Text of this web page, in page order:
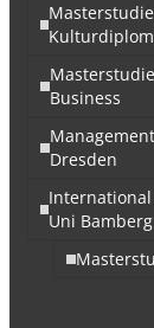
Business
Dresden
International
Uni Bamberg